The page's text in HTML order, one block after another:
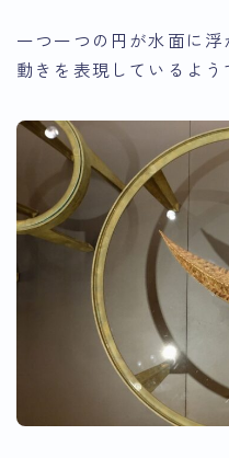
一つ一つの円が水面に
動きを表現しているよう